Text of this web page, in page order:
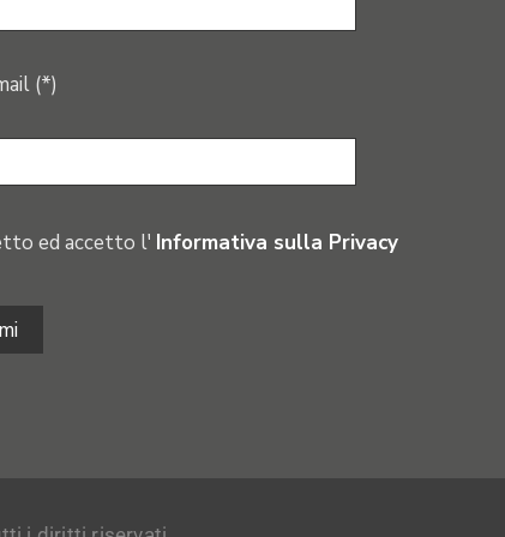
(*)
ed accetto l' Informativa sulla Privacy